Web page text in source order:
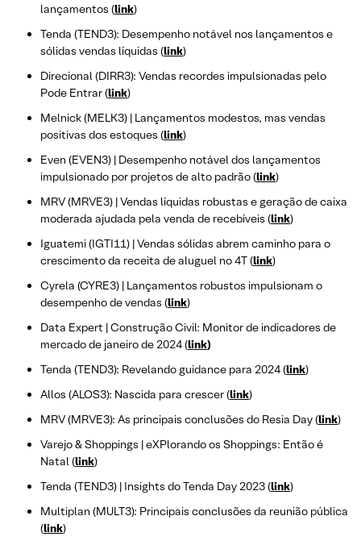
lançamentos (link)
Tenda (TEND3): Desempenho notável nos lançamentos e
sólidas vendas líquidas (link)
Direcional (DIRR3): Vendas recordes impulsionadas pelo
Pode Entrar (link)
Melnick (MELK3) | Lançamentos modestos, mas vendas
positivas dos estoques (link)
Even (EVEN3) | Desempenho notável dos lançamentos
impulsionado por projetos de alto padrão (link)
MRV (MRVE3) | Vendas líquidas robustas e geração de caixa
moderada ajudada pela venda de recebíveis (link)
Iguatemi (IGTI11) | Vendas sólidas abrem caminho para o
crescimento da receita de aluguel no 4T (link)
Cyrela (CYRE3) | Lançamentos robustos impulsionam o
desempenho de vendas (link)
Data Expert | Construção Civil: Monitor de indicadores de
mercado de janeiro de 2024 (link)
Tenda (TEND3): Revelando guidance para 2024 (link)
Allos (ALOS3): Nascida para crescer (link)
MRV (MRVE3): As principais conclusões do Resia Day (link)
Varejo & Shoppings | eXPlorando os Shoppings: Então é
Natal (link)
Tenda (TEND3) | Insights do Tenda Day 2023 (link)
Multiplan (MULT3): Principais conclusões da reunião pública
(link)